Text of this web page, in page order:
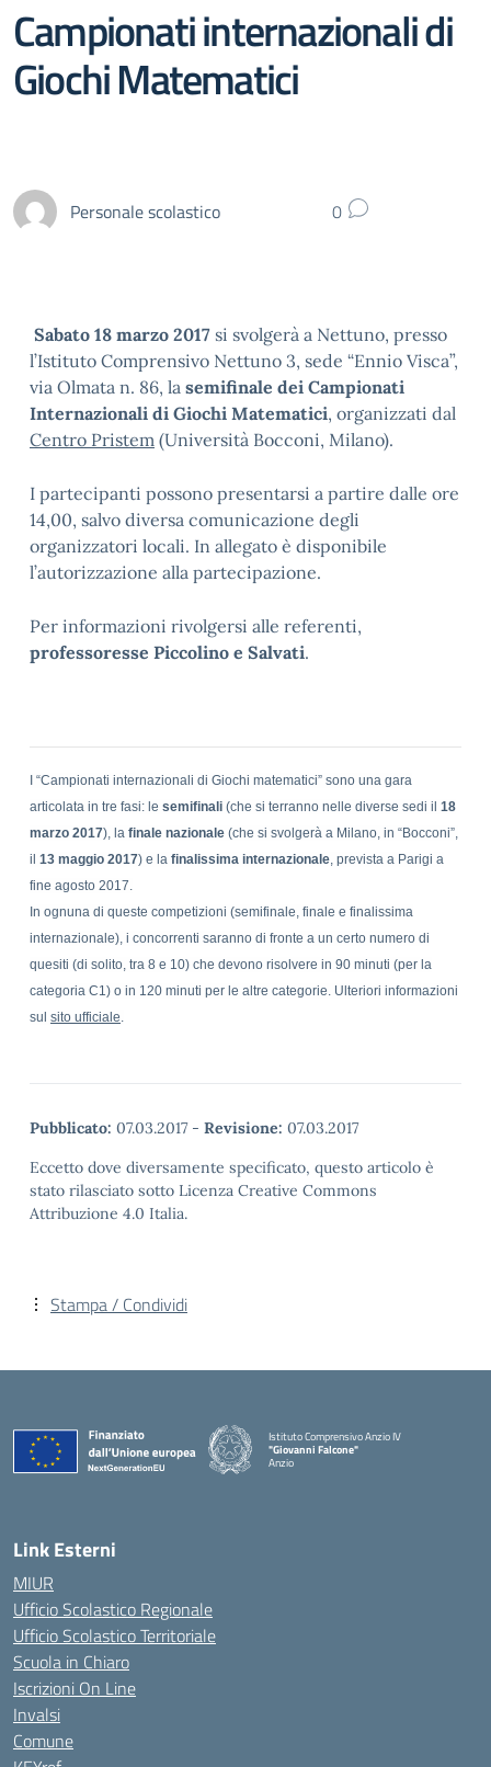
Campionati internazionali di
Giochi Matematici
Personale scolastico 0
Sabato 18 marzo 2017 si svolgerà a Nettuno, presso
l’Istituto Comprensivo Nettuno 3, sede “Ennio Visca”,
via Olmata n. 86, la semifinale dei Campionati
Internazionali di Giochi Matematici, organizzati dal
Centro Pristem (Università Bocconi, Milano).
I partecipanti possono presentarsi a partire dalle ore
14,00, salvo diversa comunicazione degli
organizzatori locali. In allegato è disponibile
l’autorizzazione alla partecipazione.
Per informazioni rivolgersi alle referenti,
professoresse Piccolino e Salvati.
I “Campionati internazionali di Giochi matematici” sono una gara
articolata in tre fasi: le semifinali (che si terranno nelle diverse sedi il 18
marzo 2017), la finale nazionale (che si svolgerà a Milano, in “Bocconi”,
il 13 maggio 2017) e la finalissima internazionale, prevista a Parigi a
fine agosto 2017.
In ognuna di queste competizioni (semifinale, finale e finalissima
internazionale), i concorrenti saranno di fronte a un certo numero di
quesiti (di solito, tra 8 e 10) che devono risolvere in 90 minuti (per la
categoria C1) o in 120 minuti per le altre categorie. Ulteriori informazioni
sul sito ufficiale.
Pubblicato: 07.03.2017 - Revisione: 07.03.2017
Eccetto dove diversamente specificato, questo articolo è
stato rilasciato sotto Licenza Creative Commons
Attribuzione 4.0 Italia.
Stampa / Condividi
Istituto Comprensivo Anzio IV
"Giovanni Falcone"
Anzio
Link Esterni
MIUR
Ufficio Scolastico Regionale
Ufficio Scolastico Territoriale
Scuola in Chiaro
Iscrizioni On Line
Invalsi
Comune